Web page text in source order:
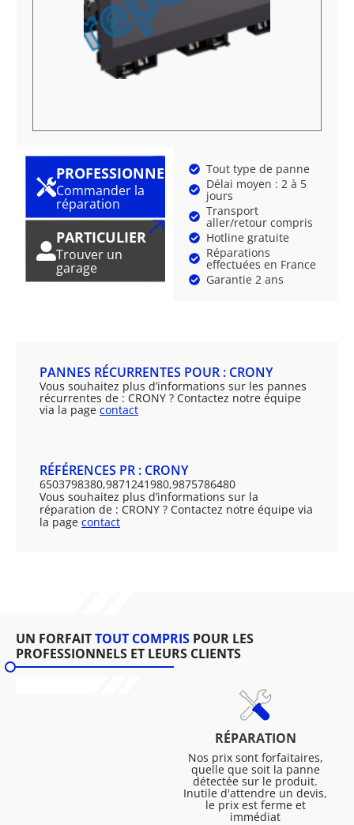
PROFESSIONNEL
Commander la
réparation
PARTICULIER
Trouver un
garage
Tout type de panne
Délai moyen : 2 à 5
jours
Transport
aller/retour compris
Hotline gratuite
Réparations
effectuées en France
Garantie 2 ans
PANNES RÉCURRENTES POUR : CRONY
Vous souhaitez plus d’informations sur les pannes
récurrentes de : CRONY ? Contactez notre équipe
via la page contact
RÉFÉRENCES PR : CRONY
6503798380,9871241980,9875786480
Vous souhaitez plus d’informations sur la
réparation de : CRONY ? Contactez notre équipe via
la page contact
UN FORFAITTOUT COMPRIS POUR LES
PROFESSIONNELS ET LEURS CLIENTS
RÉPARATION
Nos prix sont forfaitaires,
quelle que soit la panne
détectée sur le produit.
Inutile d'attendre un devis,
le prix est ferme et
immédiat